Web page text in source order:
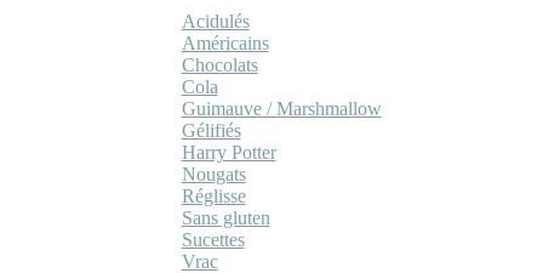
Acidulés
Américains
Chocolats
Cola
Guimauve / Marshmallow
Gélifiés
Harry Potter
Nougats
Réglisse
Sans gluten
Sucettes
Vrac